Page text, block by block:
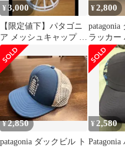
¥3,000
【限定値下】パタゴニ
ア メッシュキャップ ダ
ックビル トラッカー
¥2,800
patagonia
ラッカー
¥2,850
patagonia ダックビル ト
¥ 2,580